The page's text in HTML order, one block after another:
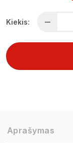
Kiekis:
Aprašymas